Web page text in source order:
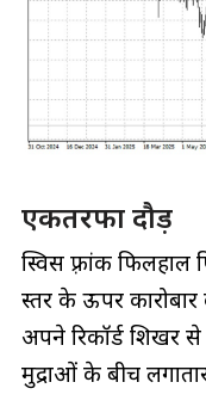
एकतरफा दौड़
स्विस फ़्रांक
स्तर के ऊपर
अपने रिकॉर्ड शिखर
मुद्राओं के बीच